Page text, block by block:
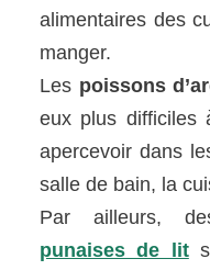
alimentaires des
manger.
Les poissons
eux plus difficiles
apercevoir dans
salle de bain, la
Par ailleurs,
punaises de lit